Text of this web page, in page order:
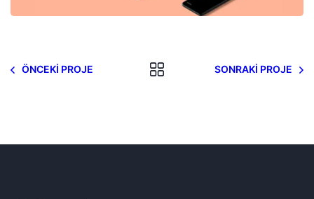
ÖNCEKI PROJE SONRAKI PROJE